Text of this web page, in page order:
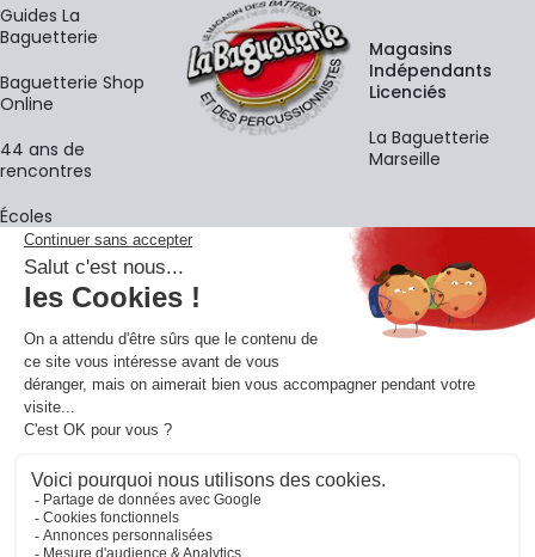
Guides La
Baguetterie
Baguetterie Shop
Online
44 ans de
rencontres
Écoles
Magasins
Indépendants
Licenciés
La Baguetterie
Marseille
La newsletter
Adresse e-mail
En vous inscrivant à notre newsletter, vous acceptez notre
confidentialité.
Retrouvons-nous sur